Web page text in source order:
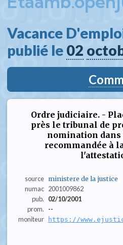
Vacance
publié le 02
Ordre judiciaire. -
près le tribunal de
nomination dans
recommandée à
source ministere de la justice
numac 2001009862
pub.
02/10/2001
prom.
--
moniteur
https://